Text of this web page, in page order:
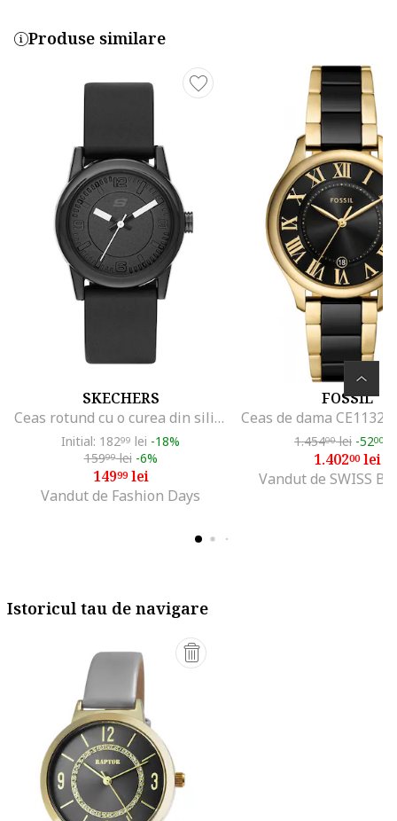
Produse similare
SKECHERS
Ceas rotund cu o curea din silicon
Initial: 18299 lei -18%
15999lei -6%
14999lei
Vandut de Fashion Days
FOSSIL
1.45400lei -5200
1.40200lei
Vandut de SWISS
Istoricul tau de navigare